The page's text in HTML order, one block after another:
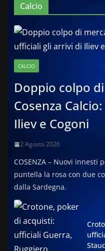
Calcio
CALCIO
Doppio colpo
Cosenza
Iliev e Cogoni
2 Agosto 2026
COSENZA – Nuovi innesti
puntella la rosa con due
dalla Sardegna.